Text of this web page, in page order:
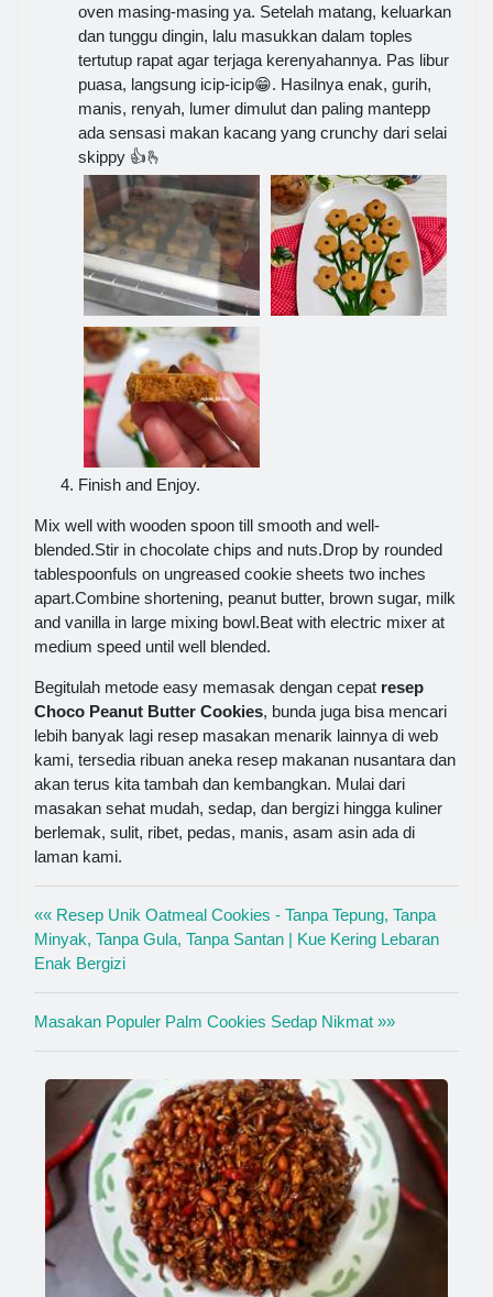
oven masing-masing ya. Setelah matang, keluarkan
dan tunggu dingin, lalu masukkan dalam toples
tertutup rapat agar terjaga kerenyahannya. Pas libur
puasa, langsung icip-icip😁. Hasilnya enak, gurih,
manis, renyah, lumer dimulut dan paling mantepp
ada sensasi makan kacang yang crunchy dari selai
skippy 👍🫰
Finish and Enjoy.
Mix well with wooden spoon till smooth and well-
blended.Stir in chocolate chips and nuts.Drop by rounded
tablespoonfuls on ungreased cookie sheets two inches
apart.Combine shortening, peanut butter, brown sugar, milk
and vanilla in large mixing bowl.Beat with electric mixer at
medium speed until well blended.
Begitulah metode easy memasak dengan cepat resep
Choco Peanut Butter Cookies, bunda juga bisa mencari
lebih banyak lagi resep masakan menarik lainnya di web
kami, tersedia ribuan aneka resep makanan nusantara dan
akan terus kita tambah dan kembangkan. Mulai dari
masakan sehat mudah, sedap, dan bergizi hingga kuliner
berlemak, sulit, ribet, pedas, manis, asam asin ada di
laman kami.
«« Resep Unik Oatmeal Cookies - Tanpa Tepung, Tanpa
Minyak, Tanpa Gula, Tanpa Santan | Kue Kering Lebaran
Enak Bergizi
Masakan Populer Palm Cookies Sedap Nikmat »»